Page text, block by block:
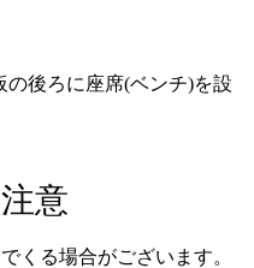
後ろに座席(ベンチ)を設
意
くる場合がございます。